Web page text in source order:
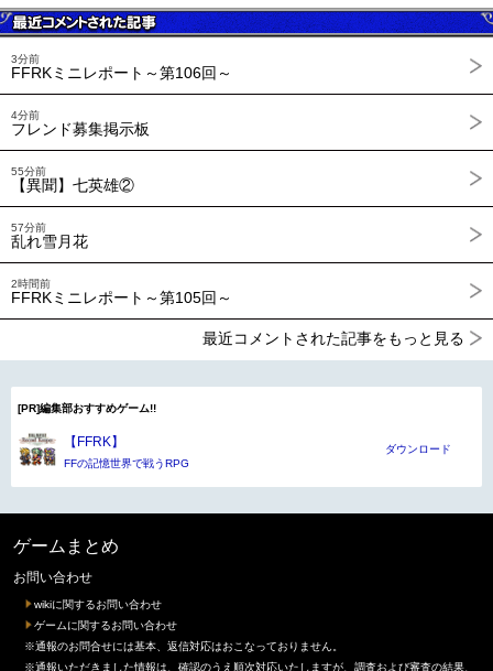
3分前
FFRKミニレポート～第106回～
4分前
フレンド募集掲示板
55分前
【異聞】七英雄②
57分前
乱れ雪月花
2時間前
FFRKミニレポート～第105回～
最近コメントされた記事をもっと見る
[PR]編集部おすすめゲーム!!
【FFRK】
FFの記憶世界で戦うRPG
ダウンロード
ゲームまとめ
お問い合わせ
wikiに関するお問い合わせ
ゲームに関するお問い合わせ
※通報のお問合せには基本、返信対応はおこなっておりません。
※通報いただきました情報は、確認のうえ順次対応いたしますが、調査および審査の結果、